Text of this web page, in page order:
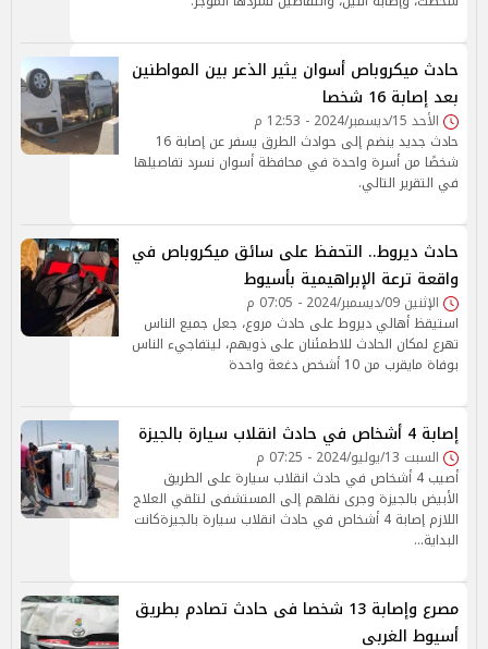
حادث ميكروباص أسوان يثير الذعر بين المواطنين
بعد إصابة 16 شخصا
الأحد 15/ديسمبر/2024 - 12:53 م
حادث جديد ينضم إلى حوادث الطرق يسفر عن إصابة 16
شخصًا من أسرة واحدة في محافظة أسوان نسرد تفاصيلها
في التقرير التالي.
حادث ديروط.. التحفظ على سائق ميكروباص في
واقعة ترعة الإبراهيمية بأسيوط
الإثنين 09/ديسمبر/2024 - 07:05 م
استيقظ أهالي ديروط على حادث مروع، جعل جميع الناس
تهرع لمكان الحادث للاطمئنان على ذويهم، ليتفاجيء الناس
بوفاة مايقرب من 10 أشخص دغعة واحدة
إصابة 4 أشخاص في حادث انقلاب سيارة بالجيزة
السبت 13/يوليو/2024 - 07:25 م
أصيب 4 أشخاص في حادث انقلاب سيارة على الطريق
الأبيض بالجيزة وجرى نقلهم إلى المستشفى لتلقي العلاج
اللازم إصابة 4 أشخاص في حادث انقلاب سيارة بالجيزةكانت
البداية…
مصرع وإصابة 13 شخصا فى حادث تصادم بطريق
أسيوط الغربى